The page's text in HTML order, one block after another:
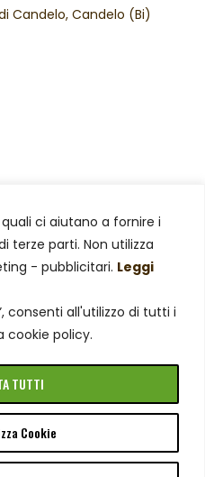
ci aiutano a fornire i
terze parti. Non utilizza
- pubblicitari. Leggi
consenti all'utilizzo di tutti i
cookie policy.
Cookie
TUTTI
Candelo, Candelo (Bi)
– P. Iva 02019510029.
riservati.